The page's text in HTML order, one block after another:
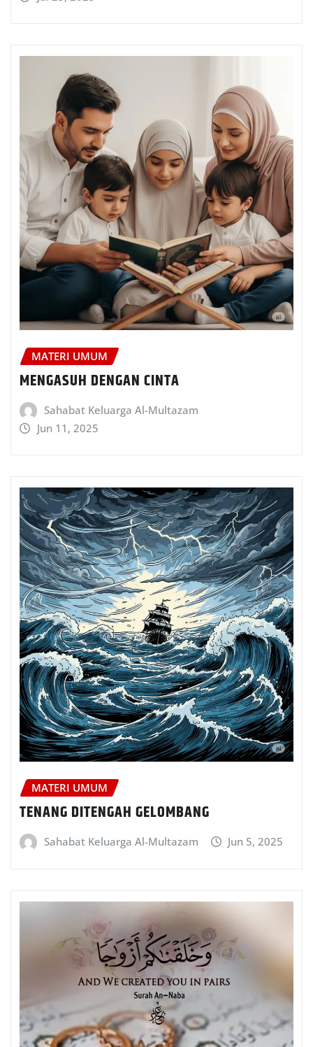
MATERI UMUM
MENGASUH DENGAN CINTA
Sahabat Keluarga Al-Multazam
Jun 11, 2025
MATERI UMUM
TENANG DITENGAH GELOMBANG
Sahabat Keluarga Al-Multazam Jun 5, 2025